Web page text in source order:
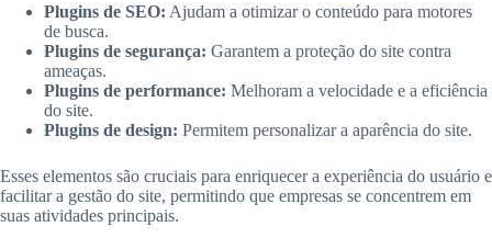
Plugins de SEO: Ajudam a otimizar o conteúdo para motores
de busca.
Plugins de segurança: Garantem a proteção do site contra
ameaças.
Plugins de performance: Melhoram a velocidade e a eficiência
do site.
Plugins de design: Permitem personalizar a aparência do site.
Esses elementos são cruciais para enriquecer a experiência do usuário e
facilitar a gestão do site, permitindo que empresas se concentrem em
suas atividades principais.